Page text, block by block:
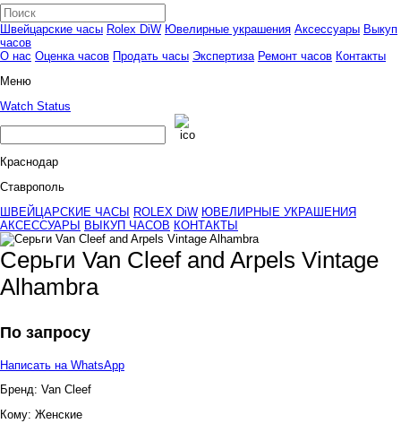
Швейцарские часы Rolex DiW Ювелирные украшения Аксессуары Выкуп
часов
О нас Оценка часов Продать часы Экспертиза Ремонт часов Контакты
Меню
Watch Status
Краснодар
Ставрополь
ШВЕЙЦАРСКИЕ ЧАСЫ
ROLEX DiW ЮВЕЛИРНЫЕ УКРАШЕНИЯ
АКСЕССУАРЫ
ВЫКУП ЧАСОВ КОНТАКТЫ
Серьги Van Cleef and Arpels Vintage
Alhambra
По запросу
Написать на WhatsApp
Бренд: Van Cleef
Кому: Женские